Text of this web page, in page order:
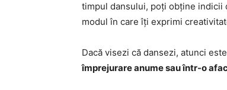
timpul dansului, poți obține indicii
modul în care îți exprimi
Dacă visezi că dansezi, atunci
împrejurare anume sau într-o